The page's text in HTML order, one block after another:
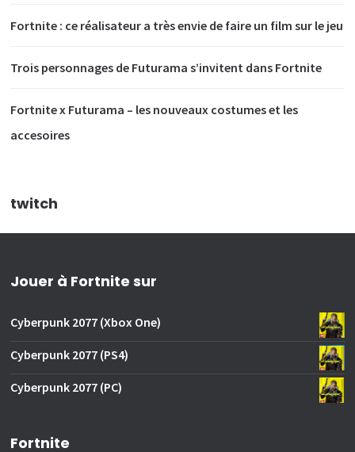
Fortnite : ce réalisateur a très envie de faire un film sur le jeu
Trois personnages de Futurama s’invitent dans Fortnite
Fortnite x Futurama – les nouveaux costumes et les
accesoires
twitch
Jouer à Fortnite sur
Cyberpunk 2077 (Xbox One)
Cyberpunk 2077 (PS4)
Cyberpunk 2077 (PC)
Fortnite